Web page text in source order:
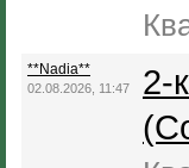
**Nadia**
02.08.2026, 11:47
2-